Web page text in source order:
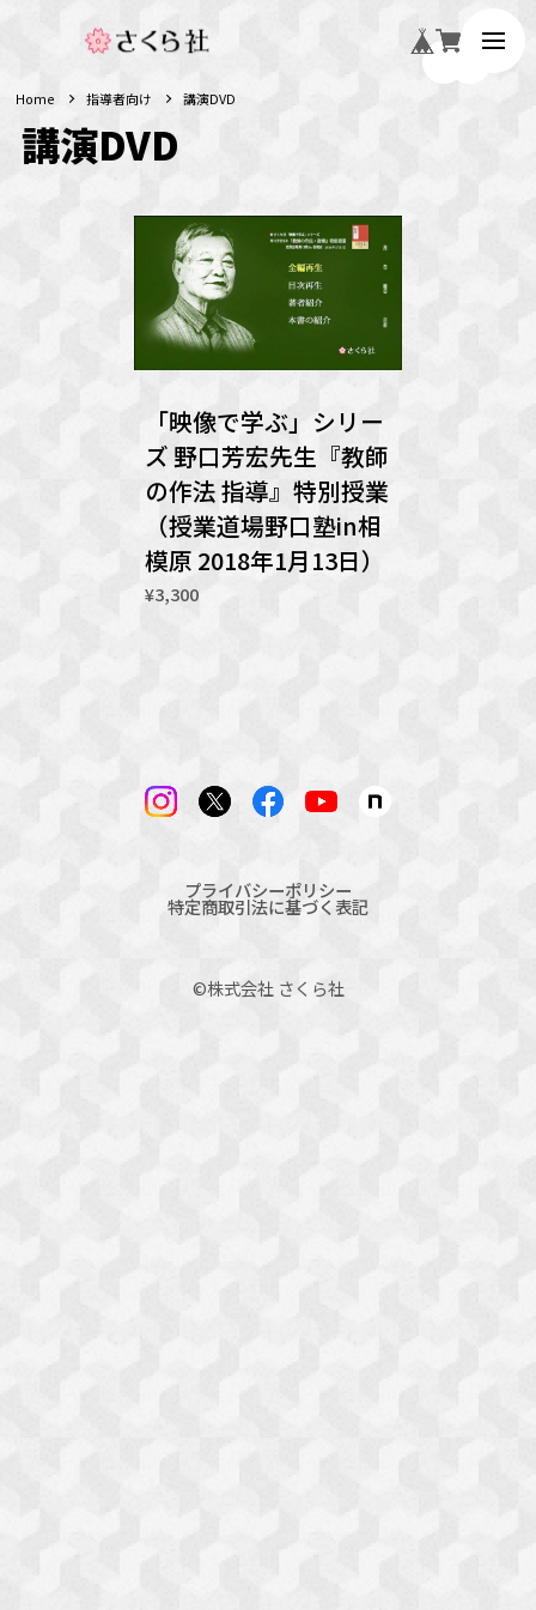
Home 指導者向け 講演DVD
講演DVD
「映像で学ぶ」シリー
ズ 野口芳宏先生『教師
の作法 指導』特別授業
（授業道場野口塾in相
模原 2018年1月13日）
¥3,300
プライバシーポリシー
特定商取引法に基づく表記
©︎株式会社 さくら社